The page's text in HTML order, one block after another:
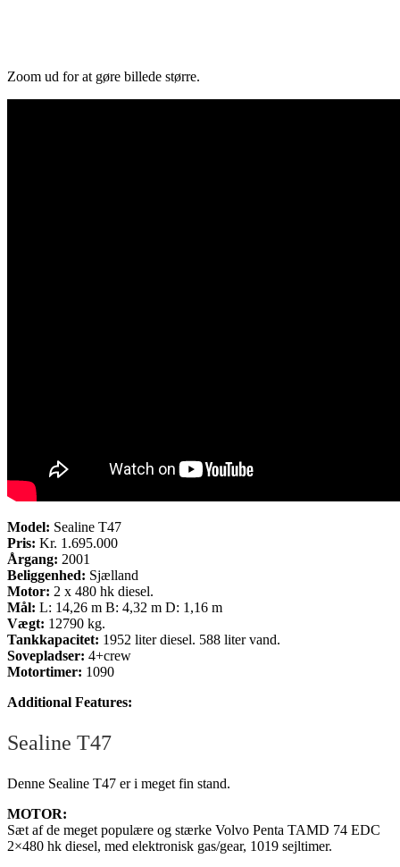
Zoom ud for at gøre billede større.
Model: Sealine T47
Pris: Kr. 1.695.000
Årgang: 2001
Beliggenhed: Sjælland
Motor: 2 x 480 hk diesel.
Mål: L: 14,26 m B: 4,32 m D: 1,16 m
Vægt: 12790 kg.
Tankkapacitet: 1952 liter diesel. 588 liter vand.
Sovepladser: 4+crew
Motortimer: 1090
Additional Features:
Sealine T47
Denne Sealine T47 er i meget fin stand.
MOTOR:
Sæt af de meget populære og stærke Volvo Penta TAMD 74 EDC
2×480 hk diesel, med elektronisk gas/gear, 1019 sejltimer.